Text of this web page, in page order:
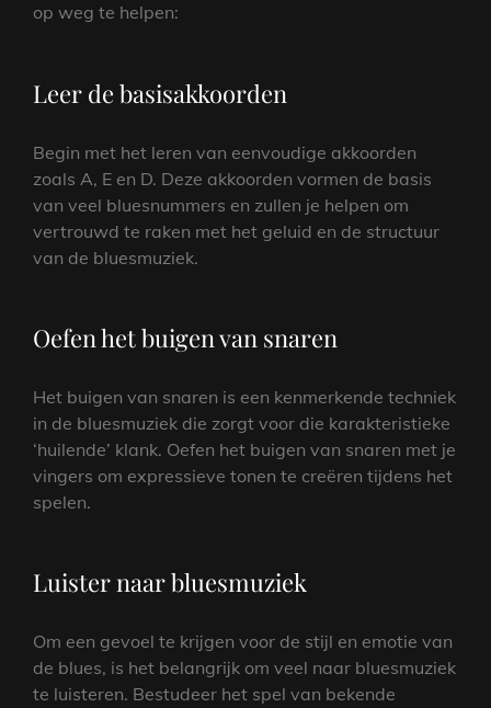
op weg te helpen:
Leer de basisakkoorden
Begin met het leren van eenvoudige akkoorden
zoals A, E en D. Deze akkoorden vormen de basis
van veel bluesnummers en zullen je helpen om
vertrouwd te raken met het geluid en de structuur
van de bluesmuziek.
Oefen het buigen van snaren
Het buigen van snaren is een kenmerkende techniek
in de bluesmuziek die zorgt voor die karakteristieke
‘huilende’ klank. Oefen het buigen van snaren met je
vingers om expressieve tonen te creëren tijdens het
spelen.
Luister naar bluesmuziek
Om een gevoel te krijgen voor de stijl en emotie van
de blues, is het belangrijk om veel naar bluesmuziek
te luisteren. Bestudeer het spel van bekende